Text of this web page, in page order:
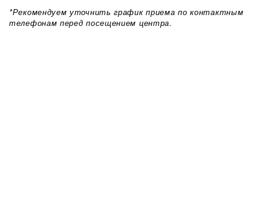
*Рекомендуем уточнить график приема по контактным
телефонам перед посещением центра.